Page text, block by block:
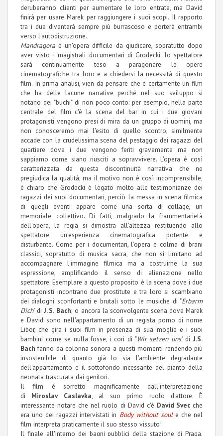
deruberanno clienti per aumentare le loro entrate, ma David
finirà per usare Marek per raggiungere i suoi scopi. Il rapporto
tra i due diventerà sempre più burrascoso e porterà entrambi
verso l'autodistruzione.
Mandragora è un'opera difficile da giudicare, sopratutto dopo
aver visto i magistrali documentari di Grodecki, lo spettatore
sarà continuamente teso a paragonare le opere
cinematografiche tra loro e a chiedersi la necessità di questo
film. In prima analisi, vien da pensare che è certamente un film
che ha delle lacune narrative perché nel suo sviluppo si
notano dei "buchi" di non poco conto: per esempio, nella parte
centrale del film c'è la scena del bar in cui i due giovani
protagonisti vengono presi di mira da un gruppo di uomini, ma
non conosceremo mai l'esito di quello scontro, similmente
accade con la crudelissima scena del pestaggio dei ragazzi del
quartiere dove i due vengono feriti gravemente ma non
sappiamo come siano riusciti a sopravvivere. L'opera è così
caratterizzata da questa discontinuità narrativa che ne
pregiudica la qualità, ma il motivo non è così incomprensibile,
è chiaro che Grodecki è legato molto alle testimonianze dei
ragazzi dei suoi documentari, perciò la messa in scena filmica
di quegli eventi appare come una sorta di collage, un
memoriale collettivo. Di fatti, malgrado la frammentarietà
dell'opera, la regia si dimostra all'altezza restituendo allo
spettatore un'esperienza cinematografica potente e
disturbante. Come per i documentari, l'opera è colma di brani
classici, sopratutto di musica sacra, che non si limitano ad
accompagnare l'immagine filmica ma a costruirne la sua
espressione, amplificando il senso di alienazione nello
spettatore. Esemplare a questo proposito è la scena dove i due
protagonisti incontrano due prostitute e tra loro si scambiano
dei dialoghi sconfortanti e brutali sotto le musiche di "Erbarm
Dich" diJ. S. Bach; o ancora la sconvolgente scena dove Marek
e David sono nell'appartamento di un regista porno di nome
Libor, che gira i suoi film in presenza di sua moglie e i suoi
bambini come se nulla fosse, i cori di "Wir setzen uns" diJ.S.
Bach fanno da colonna sonora a questi momenti rendendo più
insostenibile di quanto già lo sia l'ambiente degradante
dell'appartamento e il sottofondo incessante del pianto della
neonata trascurata dai genitori.
Il film è sorretto magnificamente dall'interpretazione
di Miroslav Caslavka, al suo primo ruolo d'attore. È
interessante notare che nel ruolo di David c'è David Svecche
era uno dei ragazzi intervistati in Body without soule che nel
film interpreta praticamente il suo stesso vissuto!
Il finale all'interno dei bagni pubblici della stazione di Praga,